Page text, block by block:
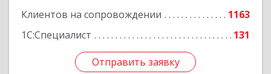
Клиентов на сопровождении
1163
1С:Специалист
131
Отправить заявку
Подробнее
Отправить заявку